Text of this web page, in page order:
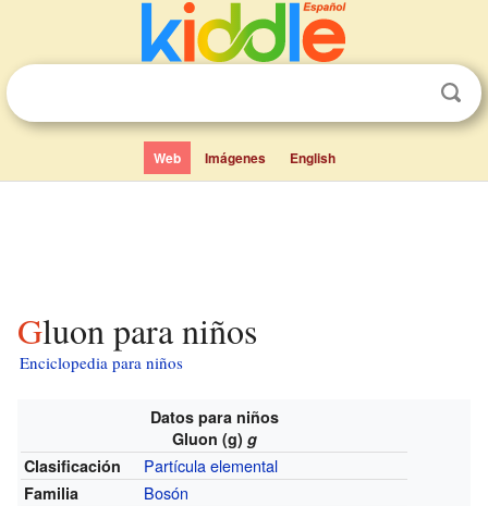
Web Imágenes English
Gluon para niños
Enciclopedia para niños
Datos para niños
Gluon (g) g
Clasificación
Partícula elemental
Familia Bosón